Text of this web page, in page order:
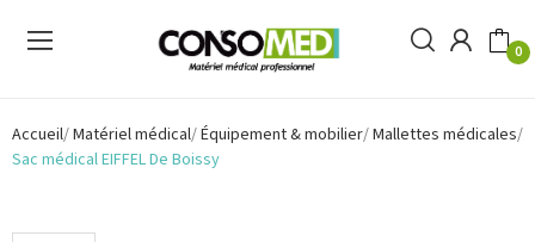
0
Accueil Matériel médical Équipement & mobilier Mallettes médicales
Sac médical EIFFEL De Boissy